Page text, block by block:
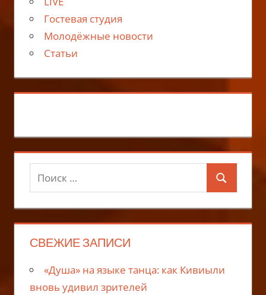
Гостевая студия
Молодёжные новости
Статьи
Поиск
для:
Поиск
СВЕЖИЕ ЗАПИСИ
«Душа» на языке танца: как Кивиыли
вновь удивил зрителей